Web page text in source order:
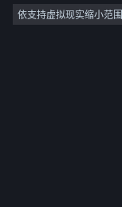
关于蒸汽平台|退款政策|
个人信息保护政策|个人信息
视频制作
依支持虚拟现实缩小范围